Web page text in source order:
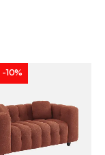
-10%